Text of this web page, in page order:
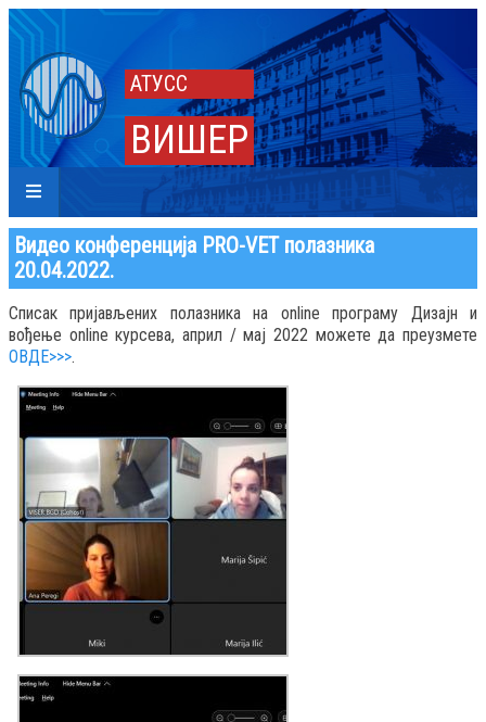
АТУСС
ВИШЕР
Видео конференција PRO-VET полазника
20.04.2022.
Списак пријављених полазника на online програму Дизајн и
вођење online курсева, април / мај 2022 можете да преузмете
ОВДЕ>>>.